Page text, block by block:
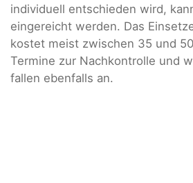
individuell entschieden wird,
eingereicht werden. Das
kostet meist zwischen 35 und
Termine zur Nachkontrolle und
fallen ebenfalls an.